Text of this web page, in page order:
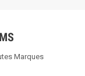
Marques